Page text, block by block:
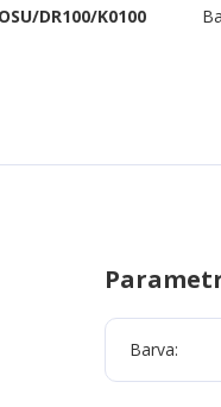
OSU/DR100/K0100
Barva